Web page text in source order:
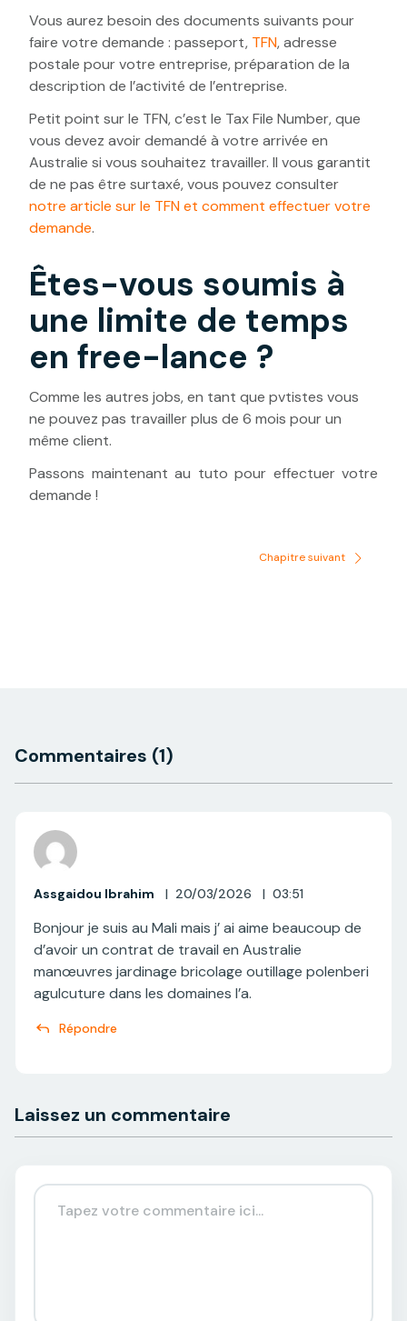
Vous aurez besoin des documents suivants pour
faire votre demande : passeport, TFN, adresse
postale pour votre entreprise, préparation de la
description de l’activité de l’entreprise.
Petit point sur le TFN, c’est le Tax File Number, que
vous devez avoir demandé à votre arrivée en
Australie si vous souhaitez travailler. Il vous garantit
de ne pas être surtaxé, vous pouvez consulter
notre article sur le TFN et comment effectuer votre
demande.
Êtes-vous soumis à
une limite de temps
en free-lance ?
Comme les autres jobs, en tant que pvtistes vous
ne pouvez pas travailler plus de 6 mois pour un
même client.
Passons maintenant au tuto pour effectuer votre
demande !
Chapitre suivant
Commentaires (1)
Assgaidou Ibrahim | 20/03/2026 | 03:51
Bonjour je suis au Mali mais j’ ai aime beaucoup de
d’avoir un contrat de travail en Australie
manœuvres jardinage bricolage outillage polenberi
agulcuture dans les domaines l’a.
Répondre
Laissez un commentaire